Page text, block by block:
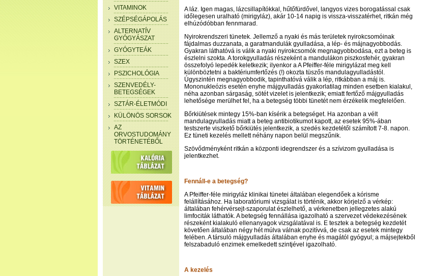
VITAMINOK
SZÉPSÉGÁPOLÁS
ALTERNATÍV
GYÓGYÁSZAT
GYÓGYTEÁK
SZEX
PSZICHOLÓGIA
SZENVEDÉLY-
BETEGSÉGEK
SZTÁR-ÉLETMÓDI
KÜLÖNÖS SORSOK
AZ
ORVOSTUDOMÁNY
TÖRTÉNETÉBŐL
A láz. Igen magas, lázcsillapítókkal, hűtőfürdővel, langyos vizes borogatással csak
időlegesen uralható (mirigyláz), akár 10-14 napig is vissza-visszatérhet, ritkán még
elhúzódóbban fennmarad.
Nyirokrendszeri tünetek. Jellemző a nyaki és más területek nyirokcsomóinak
fájdalmas duzzanata, a garatmandulák gyulladása, a lép- és májnagyobbodás.
Gyakran láthatóvá is válik a nyaki nyirokcsomók megnagyobbodása, ezt a beteg is
észlelni szokta. A torokgyulladás részeként a mandulákon piszkosfehér, gyakran
összefolyó lepedék keletkezik; ilyenkor a A Pfeiffer-féle mirigylázat meg kell
különböztetni a baktériumfertőzés (!) okozta tüszős mandulagyulladástól.
Úgyszintén megnagyobbodik, tapinthatóvá válik a lép, ritkábban a máj is.
Mononukleózis esetén enyhe májgyulladás gyakorlatilag minden esetben kialakul,
néha azonban sárgaság, sötét vizelet is jelentkezik; emiatt fertőző májgyulladás
lehetősége merülhet fel, ha a betegség többi tünetét nem érzékelik megfelelően.
Bőrkiütések mintegy 15%-ban kísérik a betegséget. Ha azonban a vélt
mandulagyulladás miatt a beteg antibiotikumot kapott, az esetek 95%-ában
testszerte viszkető bőrkiütés jelentkezik, a szedés kezdetétől számított 7-8. napon.
Ez tüneti kezelés mellett néhány napon belül megszűnik.
Szövődményként ritkán a központi idegrendszer és a szívizom gyulladása is
jelentkezhet.
Fennáll-e a betegség?
A Pfeiffer-féle mirigyláz klinikai tünetei általában elegendőek a kórisme
felállításához. Ha laboratóriumi vizsgálat is történik, akkor kórjelző a vérkép:
általában fehérvérsejt-szaporulat észlelhető, a vérkenetben jellegzetes alakú
limfociták láthatók. A betegség fennállása igazolható a szervezet védekezésének
részeként kialakuló ellenanyagok vizsgálatával is. E tesztek a betegség kezdetét
követően általában négy hét múlva válnak pozitívvá, de csak az esetek mintegy
felében. A társuló májgyulladás általában enyhe és magától gyógyul; a májsejtekből
felszabaduló enzimek emelkedett szintjével igazolható.
A kezelés